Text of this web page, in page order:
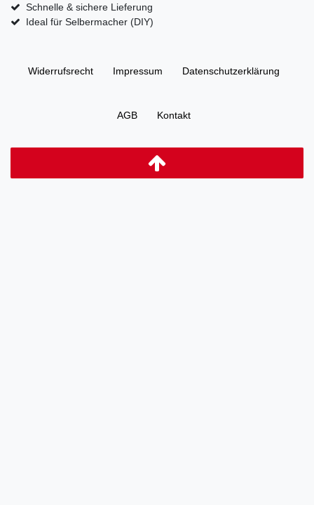
Schnelle & sichere Lieferung
Ideal für Selbermacher (DIY)
Widerrufs­recht Impressum Daten­schutz­erklärung
AGB Kontakt